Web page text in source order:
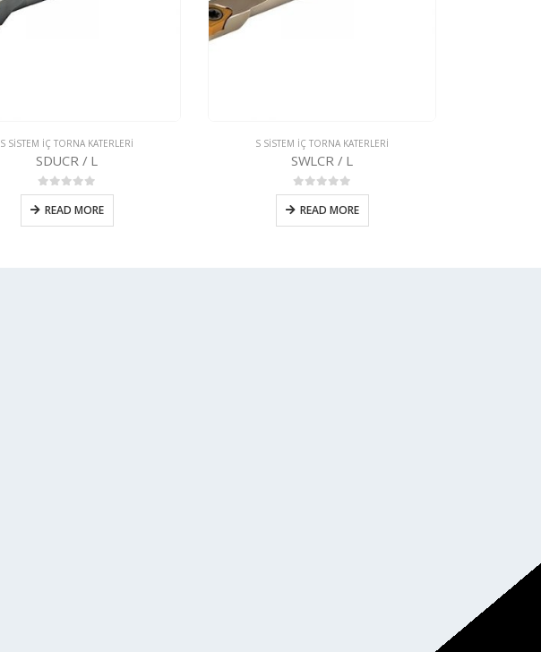
S SİSTEM İÇ TORNA KATERLERİ
SWLCR / L
05 üzerinden
READ MORE
S SİSTEM İÇ TORNA KATERLERİ
SDQCR / L
05 üzerinden
READ MORE